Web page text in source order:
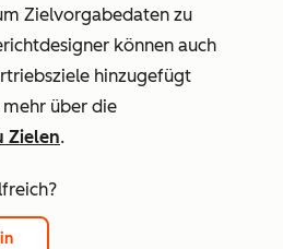
Zielvorgabedaten zu
können auch
hinzugefügt
mehr über die
Zielen.